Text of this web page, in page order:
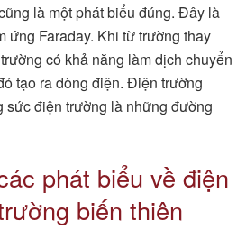
là một phát biểu đúng. Đây là
ứng Faraday. Khi từ trường thay
có khả năng làm dịch chuyển
tạo ra dòng điện. Điện trường
sức điện trường là những đường
phát biểu về điện
biến thiên